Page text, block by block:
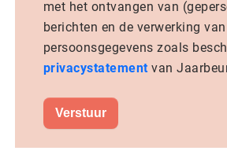
met het ontvangen van
berichten en de verwerking
persoonsgegevens zoals
privacystatementvan
Verstuur